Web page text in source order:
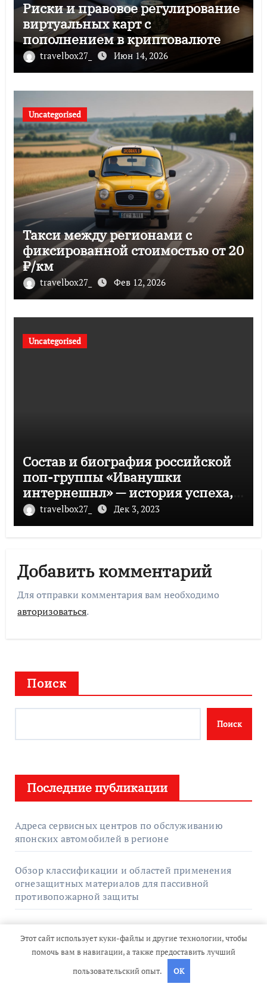
Риски и правовое регулирование
виртуальных карт с
пополнением в криптовалюте
travelbox27_ Июн 14, 2026
Uncategorised
Такси между регионами с
фиксированной стоимостью от 20
₽/км
travelbox27_ Фев 12, 2026
Uncategorised
Состав и биография российской
поп-группы «Иванушки
интернешнл» — история успеха,
музыка и судьбы участников
travelbox27_ Дек 3, 2023
Добавить комментарий
Для отправки комментария вам необходимо
авторизоваться.
Поиск
Поиск
Последние публикации
Адреса сервисных центров по обслуживанию
японских автомобилей в регионе
Обзор классификации и областей применения
огнезащитных материалов для пассивной
противопожарной защиты
Что такое GPU-серверы и для каких задач они
применяются
Актуальные профессии в сфере электронного
Этот сайт использует куки-файлы и другие технологии, чтобы
помочь вам в навигации, а также предоставить лучший
пользовательский опыт.
OK